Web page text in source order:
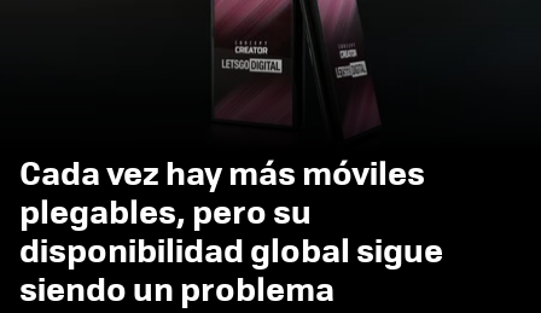
Cada vez hay más móviles
plegables, pero su
disponibilidad global sigue
siendo un problema